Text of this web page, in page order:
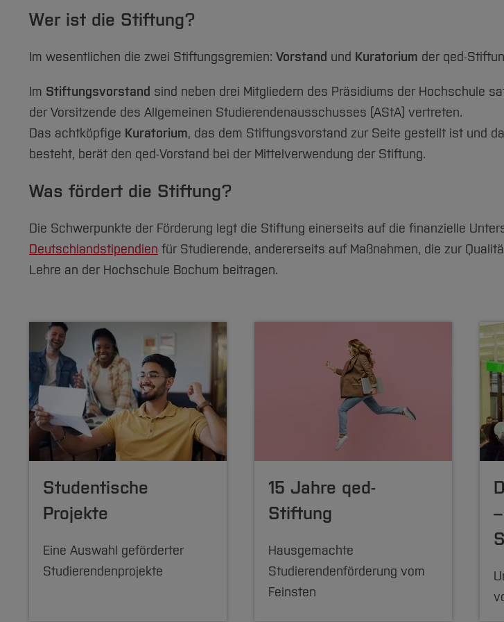
Wer ist die Stiftung?
Im wesentlichen die zwei Stiftungsgremien: Vorstand und Kuratorium der qed-
Im Stiftungsvorstand sind neben drei Mitgliedern des Präsidiums der Hochschule
der Vorsitzende des Allgemeinen Studierendenausschusses (AStA) vertreten.
Das achtköpfige Kuratorium, das dem Stiftungsvorstand zur Seite gestellt ist und
besteht, berät den qed-Vorstand bei der Mittelverwendung der Stiftung.
Was fördert die Stiftung?
Die Schwerpunkte der Förderung legt die Stiftung einerseits auf die finanzielle
Deutschlandstipendien für Studierende, andererseits auf Maßnahmen, die zur
Lehre an der Hochschule Bochum beitragen.
Studentische
Projekte
Eine Auswahl geförderter
Studierendenprojekte
15 Jahre qed-
Stiftung
Hausgemachte
Studierendenförderung vom
Feinsten